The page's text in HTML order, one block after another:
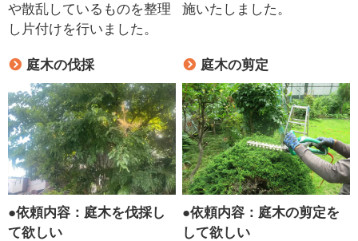
や散乱しているものを整理
し片付けを行いました。
施いたしました。
庭木の伐採
●依頼内容：庭木を伐採し
て欲しい
庭木の剪定
●依頼内容：庭木の剪定を
して欲しい